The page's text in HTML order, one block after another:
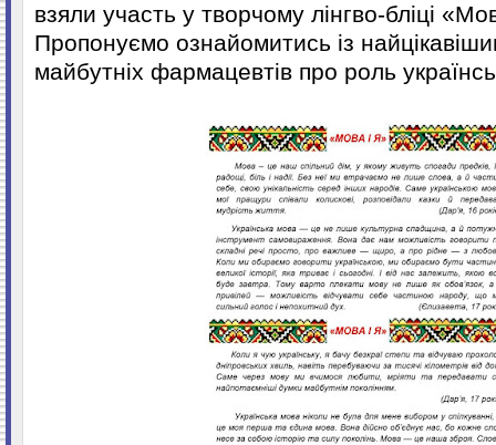
взяли участь у творчому лінгво-бліці
Пропонуємо ознайомитись із
майбутніх фармацевтів про роль